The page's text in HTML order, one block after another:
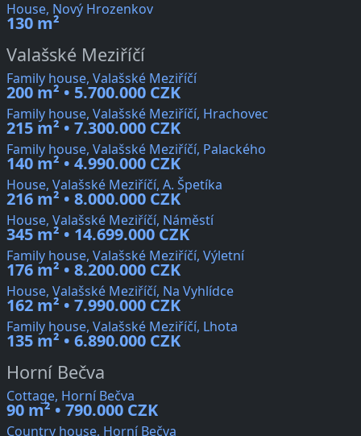
House, Nový Hrozenkov
130 m²
Valašské Meziříčí
Family house, Valašské Meziříčí
200 m² • 5.700.000 CZK
Family house, Valašské Meziříčí, Hrachovec
215 m² • 7.300.000 CZK
Family house, Valašské Meziříčí, Palackého
140 m² • 4.990.000 CZK
House, Valašské Meziříčí, A. Špetíka
216 m² • 8.000.000 CZK
House, Valašské Meziříčí, Náměstí
345 m² • 14.699.000 CZK
Family house, Valašské Meziříčí, Výletní
176 m² • 8.200.000 CZK
House, Valašské Meziříčí, Na Vyhlídce
162 m² • 7.990.000 CZK
Family house, Valašské Meziříčí, Lhota
135 m² • 6.890.000 CZK
Horní Bečva
Cottage, Horní Bečva
90 m² • 790.000 CZK
Country house, Horní Bečva